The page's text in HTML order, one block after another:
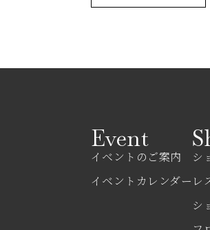
Event
イベントのご案内
イベントカレンダー
シ
レ
シ